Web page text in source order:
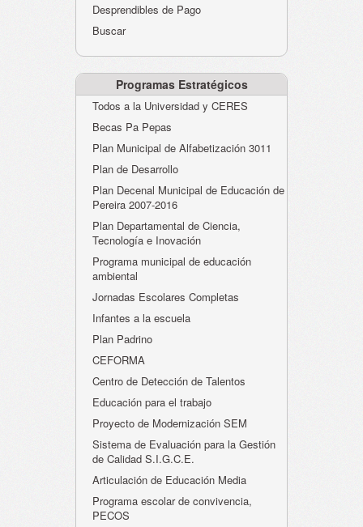
Evaluación desempeño
Humano-Cesantías
Desprendibles de Pago
Buscar
Programas Estratégicos
Todos a la Universidad y CERES
Becas Pa Pepas
Plan Municipal de Alfabetización 3011
Plan de Desarrollo
Plan Decenal Municipal de Educación de
Pereira 2007-2016
Plan Departamental de Ciencia,
Tecnología e Inovación
Programa municipal de educación
ambiental
Jornadas Escolares Completas
Infantes a la escuela
Plan Padrino
CEFORMA
Centro de Detección de Talentos
Educación para el trabajo
Proyecto de Modernización SEM
Sistema de Evaluación para la Gestión
de Calidad S.I.G.C.E.
Articulación de Educación Media
Programa escolar de convivencia,
PECOS